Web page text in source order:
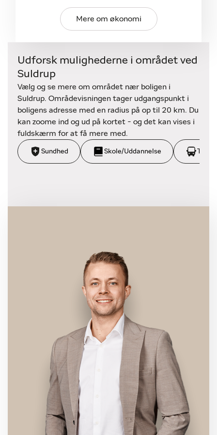
slynger sig gennem mark, eng og urørt skov. Her er
frugttræerne og -buske, hyggelige siddekroge og
insekter, fugle og andre dyr.
Der er mange flere lækre detaljer og faciliter - og
en ejendom man meget sjælden ser. - Er det mon
noget for dig? Kontakt os for fremvisning eller
yderligere information.
Mere om økonomi
Udforsk mulighederne i området ved
Suldrup
Vælg og se mere om området nær boligen i
Suldrup. Områdevisningen tager udgangspunkt i
boligens adresse med en radius på op til 20 km. Du
kan zoome ind og ud på kortet - og det kan vises i
fuldskærm for at få mere med.
Sundhed Skole/Uddannelse